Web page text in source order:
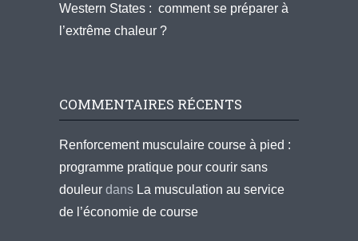
Western States : comment se préparer à
l’extrême chaleur ?
COMMENTAIRES RÉCENTS
Renforcement musculaire course à pied :
programme pratique pour courir sans
douleur dans La musculation au service
de l’économie de course